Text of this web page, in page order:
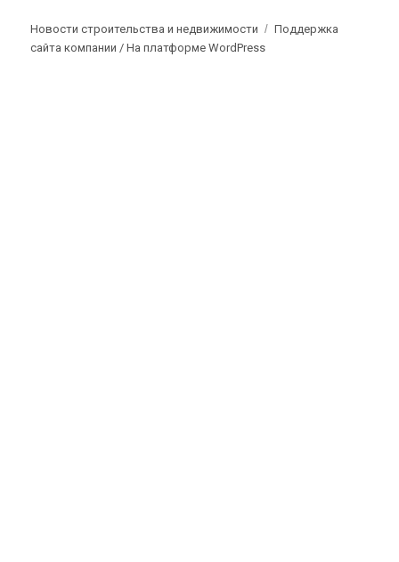
Новости строительства и недвижимости
Поддержка
сайта компании /На платформе WordPress